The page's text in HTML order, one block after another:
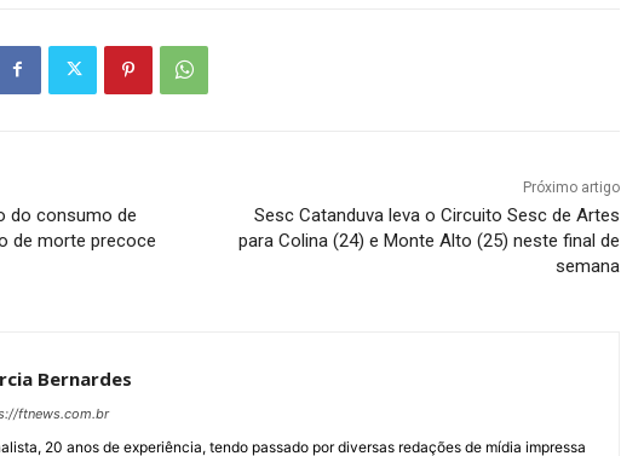
do consumo de
de morte precoce
Próximo artigo
Sesc Catanduva leva o Circuito Sesc de Artes
para Colina (24) e Monte Alto (25) neste final de
semana
Bernardes
ftnews.com.br
20 anos de experiência, tendo passado por diversas redações de mídia impressa